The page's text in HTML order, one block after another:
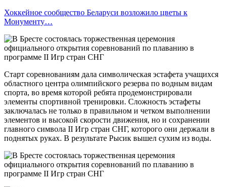
Хоккейное сообщество Беларуси возложило цветы к
Монументу…
Старт соревнованиям дала символическая эстафета учащихся
областного центра олимпийского резерва по водным видам
спорта, во время которой ребята продемонстрировали
элементы спортивной тренировки. Сложность эстафеты
заключалась не только в правильном и четком выполнении
элементов и высокой скорости движения, но и сохранении
главного символа II Игр стран СНГ, которого они держали в
поднятых руках. В результате Рысик вышел сухим из воды.